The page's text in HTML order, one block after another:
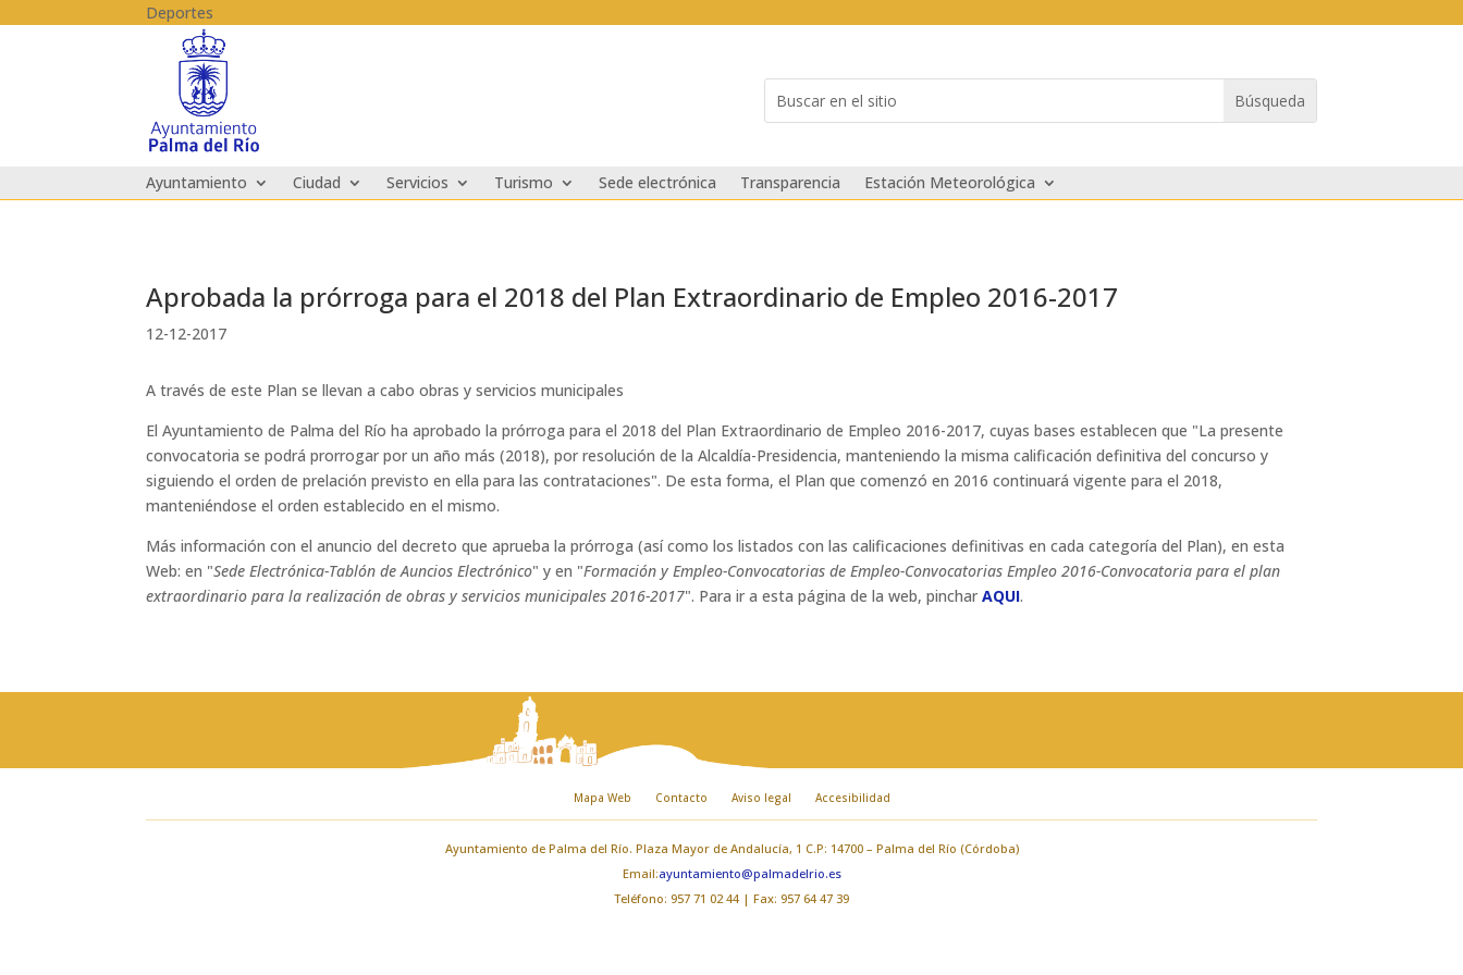
Deportes
for...
Ayuntamiento Ciudad Servicios Turismo Sede electrónica Transparencia Estación Meteorológica
Aprobada la prórroga para el 2018 del Plan Extraordinario de Empleo 2016-2017
12-12-2017
A través de este Plan se llevan a cabo obras y servicios municipales
El Ayuntamiento de Palma del Río ha aprobado la prórroga para el 2018 del Plan Extraordinario de Empleo 2016-2017, cuyas bases establecen que "La presente
convocatoria se podrá prorrogar por un año más (2018), por resolución de la Alcaldía-Presidencia, manteniendo la misma calificación definitiva del concurso y
siguiendo el orden de prelación previsto en ella para las contrataciones". De esta forma, el Plan que comenzó en 2016 continuará vigente para el 2018,
manteniéndose el orden establecido en el mismo.
Más información con el anuncio del decreto que aprueba la prórroga (así como los listados con las calificaciones definitivas en cada categoría del Plan), en esta
Web: en "Sede Electrónica-Tablón de Auncios Electrónico" y en "Formación y Empleo-Convocatorias de Empleo-Convocatorias Empleo 2016-Convocatoria para el plan
extraordinario para la realización de obras y servicios municipales 2016-2017". Para ir a esta página de la web, pincharAQUI.
Mapa Web Contacto Aviso legal Accesibilidad
Ayuntamiento de Palma del Río. Plaza Mayor de Andalucía, 1 C.P: 14700 – Palma del Río (Córdoba)
Email:ayuntamiento@palmadelrio.es
Teléfono: 957 71 02 44 | Fax: 957 64 47 39